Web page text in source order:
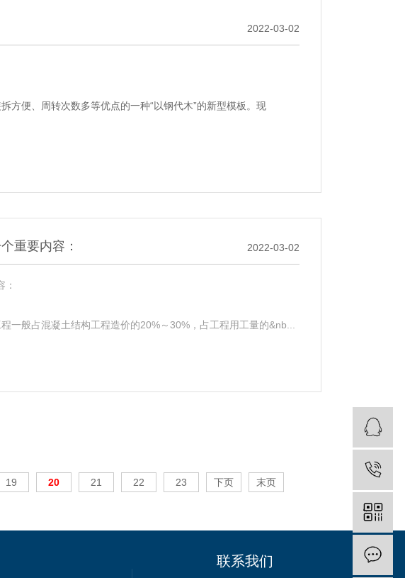
2022-03-02
方便、周转次数多等优点的一种“以钢代木”的新型模板。现
重要内容： 2022-03-02
一般占混凝土结构工程造价的20%～30%，占工程用工量的&nb...
19 20 21 22 23 下页 末页
联系我们